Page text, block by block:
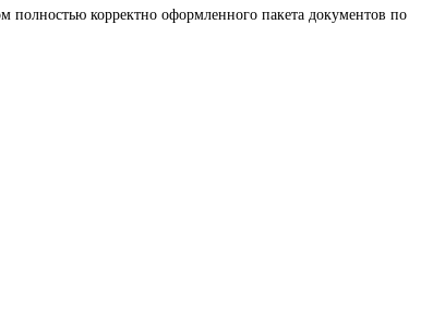
полностью корректно оформленного пакета документов по